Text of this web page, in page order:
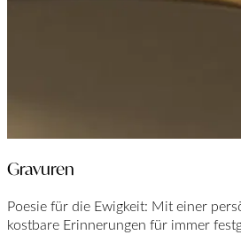
Gravuren
Poesie für die Ewigkeit: Mit einer
kostbare Erinnerungen für immer